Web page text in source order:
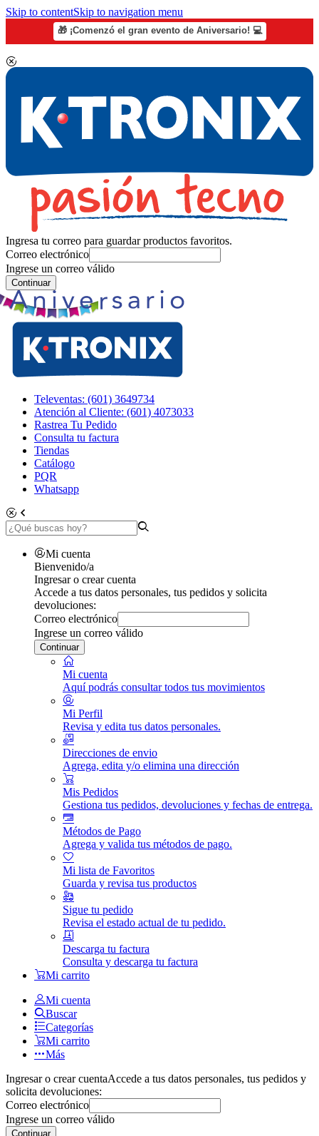
Skip to contentSkip to navigation menu
🎁 ¡Comenzó el gran evento de Aniversario! 💻
Ingresa tu correo para guardar productos favoritos.
Correo electrónico
Ingrese un correo válido
Continuar
Televentas: (601) 3649734
Atención al Cliente: (601) 4073033
Rastrea Tu Pedido
Consulta tu factura
Tiendas
Catálogo
PQR
Whatsapp
Mi cuenta
Bienvenido/a
Ingresar o crear cuenta
Accede a tus datos personales, tus pedidos y solicita
devoluciones:
Correo electrónico
Ingrese un correo válido
Continuar
Mi cuenta
Aquí podrás consultar todos tus movimientos
Mi Perfil
Revisa y edita tus datos personales.
Direcciones de envio
Agrega, edita y/o elimina una dirección
Mis Pedidos
Gestiona tus pedidos, devoluciones y fechas de entrega.
Métodos de Pago
Agrega y valida tus métodos de pago.
Mi lista de Favoritos
Guarda y revisa tus productos
Sigue tu pedido
Revisa el estado actual de tu pedido.
Descarga tu factura
Consulta y descarga tu factura
Mi carrito
Mi cuenta
Buscar
Categorías
Mi carrito
Más
Ingresar o crear cuentaAccede a tus datos personales, tus pedidos y
solicita devoluciones:
Correo electrónico
Ingrese un correo válido
Continuar